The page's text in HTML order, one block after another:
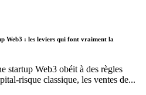
Web3 : les leviers qui font vraiment la
startup Web3 obéit à des règles
risque classique, les ventes de...